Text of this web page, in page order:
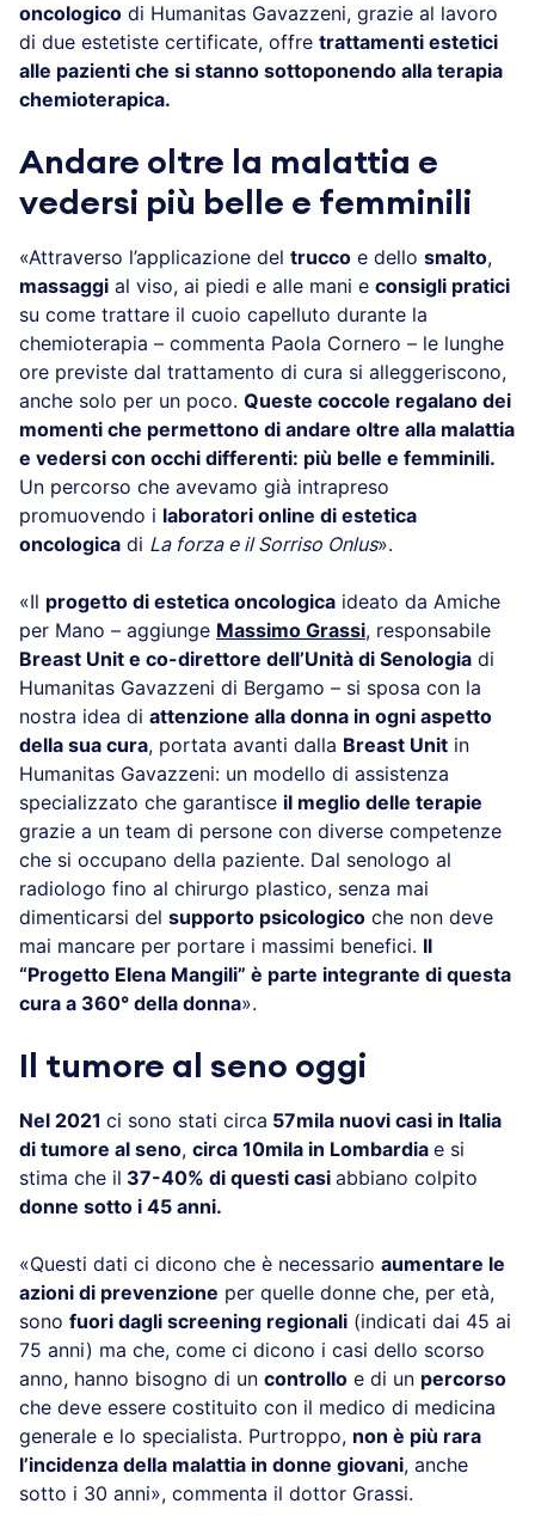
oncologico di Humanitas Gavazzeni, grazie al lavoro
di due estetiste certificate, offre trattamenti estetici
alle pazienti che si stanno sottoponendo alla terapia
chemioterapica.
Andare oltre la malattia e
vedersi più belle e femminili
«Attraverso l’applicazione del trucco e dello smalto,
massaggi al viso, ai piedi e alle mani e consigli pratici
su come trattare il cuoio capelluto durante la
chemioterapia – commenta Paola Cornero – le lunghe
ore previste dal trattamento di cura si alleggeriscono,
anche solo per un poco. Queste coccole regalano dei
momenti che permettono di andare oltre alla malattia
e vedersi con occhi differenti: più belle e femminili.
Un percorso che avevamo già intrapreso
promuovendo i laboratori online di estetica
oncologica di La forza e il Sorriso Onlus».
«Il progetto di estetica oncologica ideato da Amiche
per Mano – aggiunge Massimo Grassi, responsabile
Breast Unit e co-direttore dell’Unità di Senologia di
Humanitas Gavazzeni di Bergamo – si sposa con la
nostra idea di attenzione alla donna in ogni aspetto
della sua cura, portata avanti dalla Breast Unit in
Humanitas Gavazzeni: un modello di assistenza
specializzato che garantisce il meglio delle terapie
grazie a un team di persone con diverse competenze
che si occupano della paziente. Dal senologo al
radiologo fino al chirurgo plastico, senza mai
dimenticarsi del supporto psicologico che non deve
mai mancare per portare i massimi benefici. Il
“Progetto Elena Mangili” è parte integrante di questa
cura a 360° della donna».
Il tumore al seno oggi
Nel 2021 ci sono stati circa 57mila nuovi casi in Italia
di tumore al seno, circa 10mila in Lombardia e si
stima che il 37-40% di questi casi abbiano colpito
donne sotto i 45 anni.
«Questi dati ci dicono che è necessario aumentare le
azioni di prevenzione per quelle donne che, per età,
sono fuori dagli screening regionali (indicati dai 45 ai
75 anni) ma che, come ci dicono i casi dello scorso
anno, hanno bisogno di un controllo e di un percorso
che deve essere costituito con il medico di medicina
generale e lo specialista. Purtroppo, non è più rara
l’incidenza della malattia in donne giovani, anche
sotto i 30 anni», commenta il dottor Grassi.